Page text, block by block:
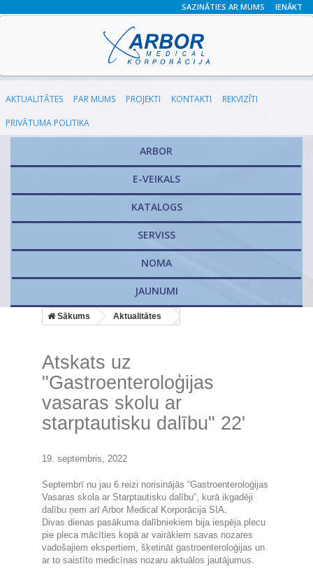
IENĀKT
SAZINĀTIES AR MUMS
AKTUALITĀTES PAR MUMS PROJEKTI KONTAKTI
REKVIZĪTI
PRIVĀTUMA POLITIKA
ARBOR
E-VEIKALS
KATALOGS
​SERVISS
NOMA
JAUNUMI
Sākums Aktualitātes
Atskats uz
"Gastroenteroloģijas
vasaras skolu ar
starptautisku dalību" 22'
19. septembris, 2022
Septembrī nu jau 6.reizi norisinājās “Gastroenteroloģijas
Vasaras skola ar Starptautisku dalību”, kurā ikgadēji
dalību ņem arī Arbor Medical Korporācija SIA.
Divas dienas pasākuma dalībniekiem bija iespēja plecu
pie pleca mācīties kopā ar vairākiem savas nozares
vadošajiem ekspertiem, šķetināt gastroenteroloģijas un
ar to saistīto medicīnas nozaru aktuālos jautājumus.